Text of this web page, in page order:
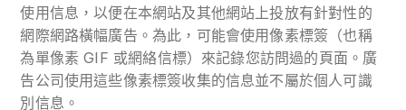
使用信息，以便在本網站及其他網站上投放有針對性的
網際網路橫幅廣告。為此，可能會使用像素標簽（也稱
為單像素 GIF 或網絡信標）來記錄您訪問過的頁面。廣
告公司使用這些像素標簽收集的信息並不屬於個人可識
別信息。